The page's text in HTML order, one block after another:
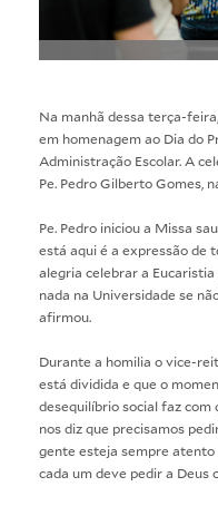
Na manhã dessa terça-
em homenagem ao Dia do
Administração Escolar. A
Pe. Pedro Gilberto Gomes,
Pe. Pedro iniciou a Missa
está aqui é a expressão de
alegria celebrar a
nada na Universidade se
afirmou.
Durante a homilia o vice-
está dividida e que o
desequilíbrio social faz com
nos diz que precisamos
gente esteja sempre atento
cada um deve pedir a Deus